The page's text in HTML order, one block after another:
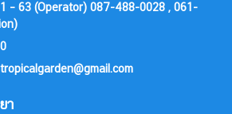
– 63 (Operator) 087-488-0028 , 061-
า